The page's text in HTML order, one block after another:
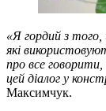
«Я гордий з
які
про все
цей діалог у
Максимчук.